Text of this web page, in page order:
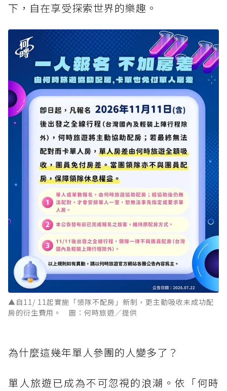
下，自在享受探索世界的樂趣。
▲自11/ 11起實施「領隊不配房」新制，更主動吸收未成功配
房的衍生費用。 圖：何時旅遊／提供
為什麼這幾年單人參團的人變多了？
單人旅遊已成為不可忽視的浪潮。依「何時